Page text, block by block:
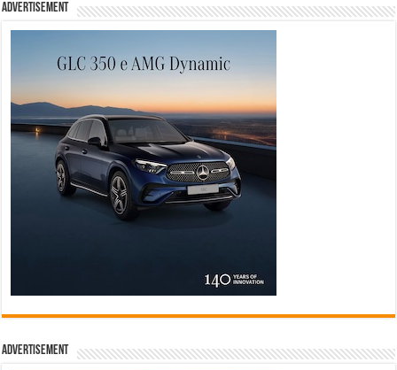
Advertisement
Advertisement